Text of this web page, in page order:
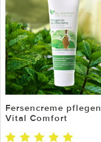
Fersencreme
Vital Comfort